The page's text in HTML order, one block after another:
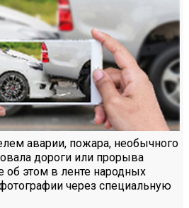
аварии, пожара, необычного
дороги или прорыва
об этом в ленте народных
через специальную